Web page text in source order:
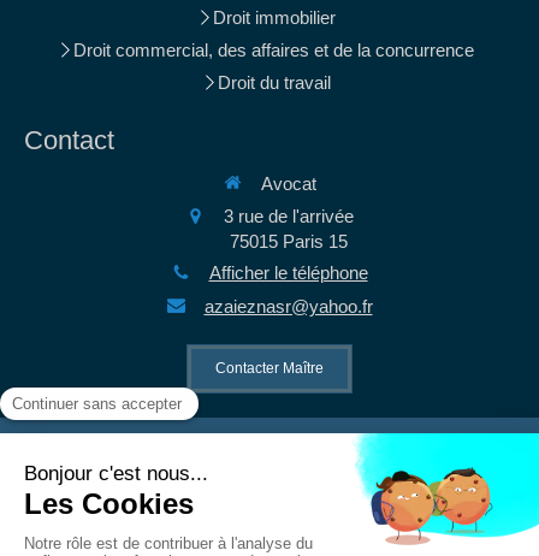
Droit immobilier
Droit commercial, des affaires et de la concurrence
Droit du travail
Contact
Avocat
3 rue de l'arrivée
75015 Paris 15
Afficher le téléphone
azaieznasr@yahoo.fr
Contacter Maître
©2021 Nasr AZAIEZ - Avocat à Paris 5ème
Mentions légales